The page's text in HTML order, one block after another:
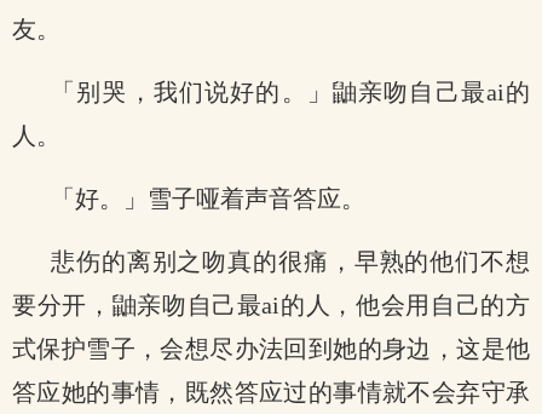
友。
「别哭，我们说好的。」鼬亲吻自己最ai的
人。
「好。」雪子哑着声音答应。
悲伤的离别之吻真的很痛，早熟的他们不想
要分开，鼬亲吻自己最ai的人，他会用自己的方
式保护雪子，会想尽办法回到她的身边，这是他
答应她的事情，既然答应过的事情就不会弃守承